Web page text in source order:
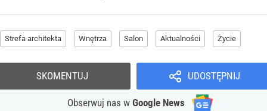
Strefa architekta Wnętrza Salon Aktualności Życie
UDOSTĘPNIJ
Obserwuj nas w Google News
SKOMENTUJ